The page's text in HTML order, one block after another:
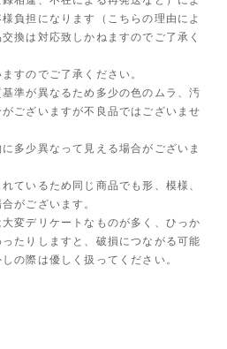
負担になります（こちらの理由によ
換は対応致しかねますのでご了承く
すのでご了承ください。
準が異なるため多少の色のムラ、汚
ございますが不良品ではございませ
多少異なって見える場合がございま
ているため同じ商品でも形、模様、
がございます。
変デリケートなものが多く、ひっか
たりしますと、破損につながる可能
の際は優しく扱ってください。